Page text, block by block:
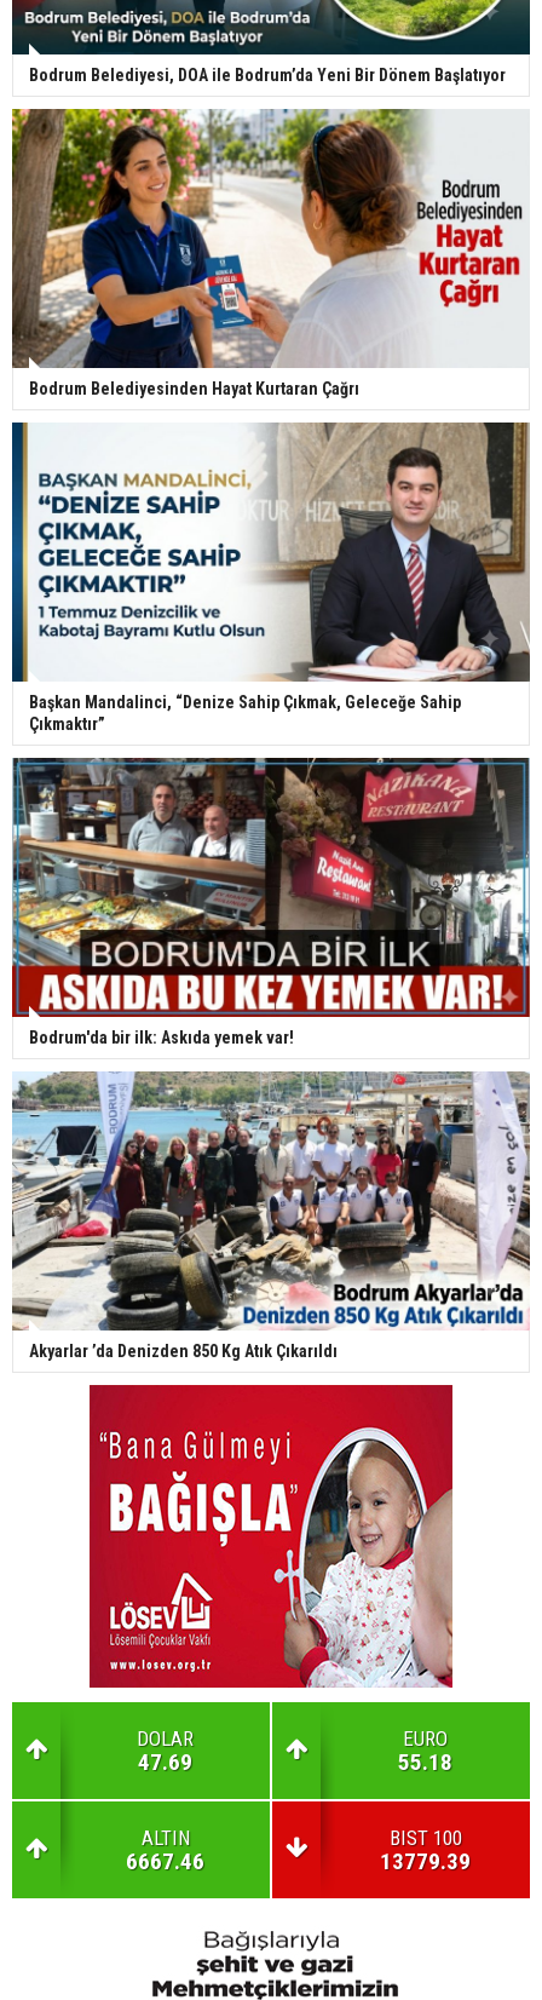
Bodrum Belediyesi, DOA ile Bodrum’da Yeni Bir Dönem Başlatıyor
Bodrum Belediyesinden Hayat Kurtaran Çağrı
Başkan Mandalinci, “Denize Sahip Çıkmak, Geleceğe Sahip
Çıkmaktır”
Bodrum'da bir ilk: Askıda yemek var!
Akyarlar ’da Denizden 850 Kg Atık Çıkarıldı
DOLAR
47.69
EURO
55.18
ALTIN
6667.46
BIST 100
13779.39